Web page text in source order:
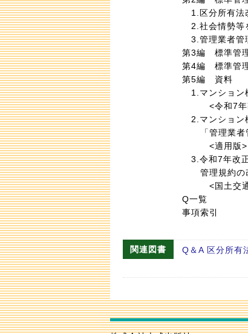
1.区分所有法
2.社会情勢等
3.管理業者管
第3編 標準管理
第4編 標準管理
第5編 資料
1.マンション
<令和7年
2.マンション
「管理業者管
<適用版>
3.令和7年改
管理規約の改
<国土交通
Q一覧
事項索引
関連図書 Q＆A 区分所有